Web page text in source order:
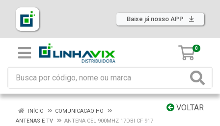
Baixe já nosso APP
0
VOLTAR
INÍCIO
COMUNICACAO HO
ANTENAS E TV
ANTENA CEL 900MHZ 17DBI CF 917